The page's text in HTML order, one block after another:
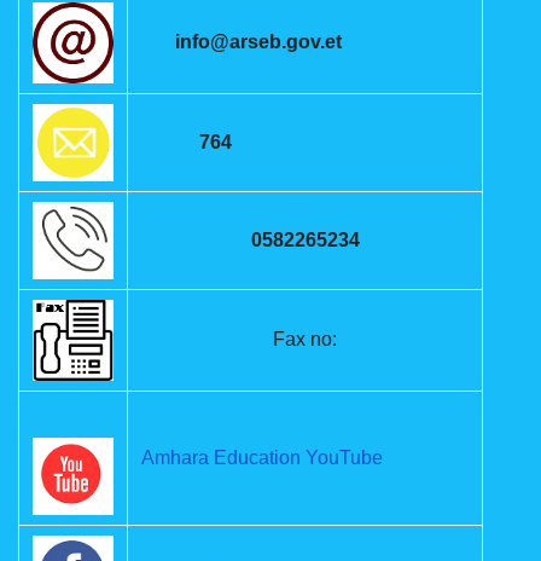
info@arseb.gov.et
764
0582265234
Fax no:
Amhara Education YouTube